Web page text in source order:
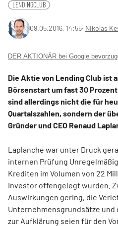
LENDINGCLUB
09.05.2016, 14:55‧ Nikolas
DER AKTIONÄR bei Google
Die Aktie von Lending Club ist
Börsenstart um fast 30
sind allerdings nicht die für
Quartalszahlen, sondern der
Gründer und CEO Renaud
Laplanche war unter Druck
internen Prüfung
Krediten im Volumen von 22
Investor offengelegt wurden.
Auswirkungen gering, die
Unternehmensgrundsätze
zur Aufklärung seien für den